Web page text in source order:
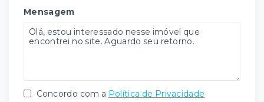
Mensagem
Concordo com a Política de Privacidade